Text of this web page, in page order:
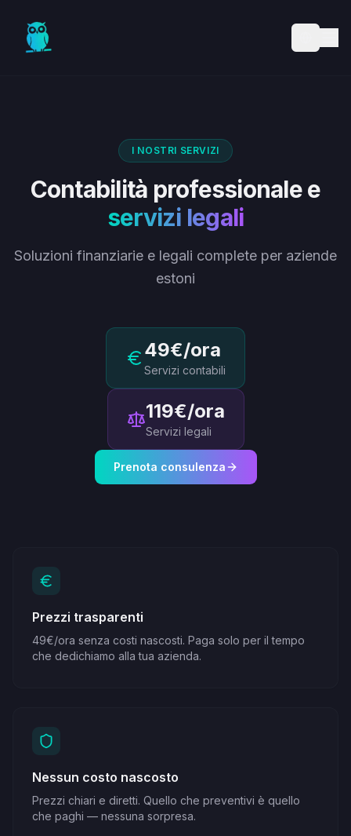
I NOSTRI SERVIZI
Contabilità professionale e
servizi legali
Soluzioni finanziarie e legali complete per aziende
estoni
49€/ora
Servizi contabili
119€/ora
Servizi legali
Prenota consulenza
Prezzi trasparenti
49€/ora senza costi nascosti. Paga solo per il tempo
che dedichiamo alla tua azienda.
Nessun costo nascosto
Prezzi chiari e diretti. Quello che preventivi è quello
che paghi — nessuna sorpresa.